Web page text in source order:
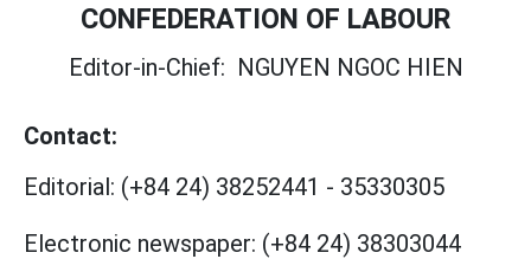
CONFEDERATION OF LABOUR
Editor-in-Chief: NGUYEN NGOC HIEN
Contact:
Editorial: (+84 24) 38252441 - 35330305
Electronic newspaper: (+84 24) 38303044